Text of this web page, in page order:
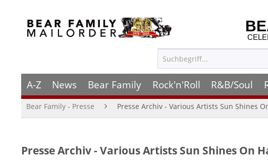
A-Z News Bear Family Rock'n'Roll R&B/Soul
Bear Family - Presse Presse Archiv - Various Artists Sun Shines
Presse Archiv - Various Artists Sun Shines On